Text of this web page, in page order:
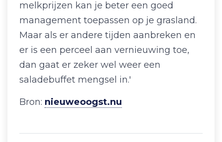
melkprijzen kan je beter een goed
management toepassen op je grasland.
Maar als er andere tijden aanbreken en
er is een perceel aan vernieuwing toe,
dan gaat er zeker wel weer een
saladebuffet mengsel in.'
Bron: nieuweoogst.nu